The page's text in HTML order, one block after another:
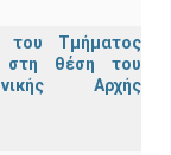
του Τμήματος
στη θέση του
Αρχής